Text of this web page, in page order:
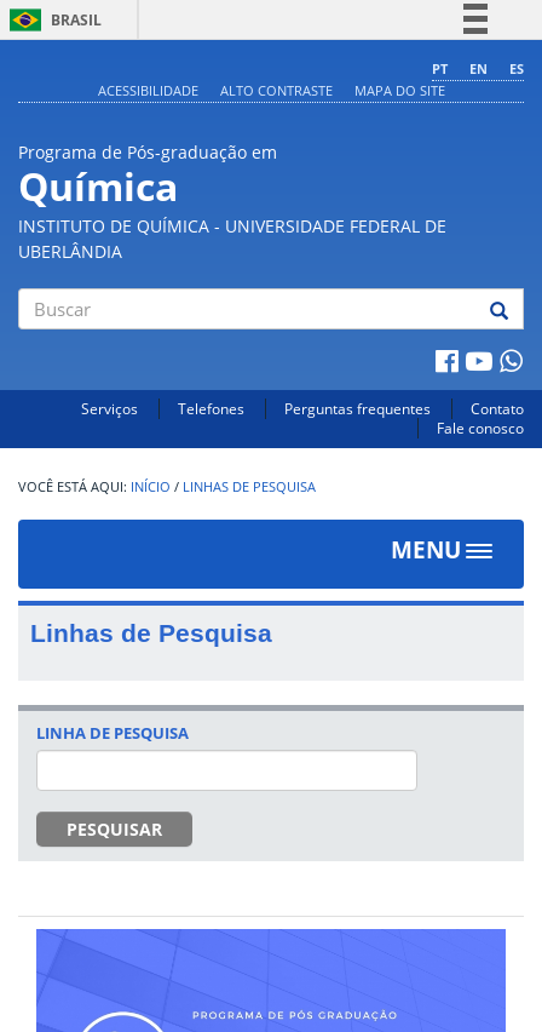
BRASIL
Comunica BR
PT EN
ES
ACESSIBILIDADE
ALTO CONTRASTE MAPA DO SITE
Programa de Pós-graduação em
Química
INSTITUTO DE QUÍMICA - UNIVERSIDADE FEDERAL DE
UBERLÂNDIA
Serviços Telefones Perguntas frequentes
Contato
Fale conosco
INÍCIO / LINHAS DE PESQUISA
MENU
Toggle
Linhas de Pesquisa
LINHA DE PESQUISA
PESQUISAR